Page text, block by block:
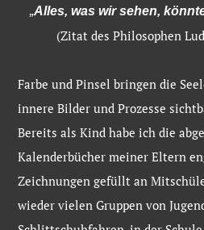
„Alles, was wir sehen,
(Zitat des Philosophen
Farbe und Pinsel bringen die
innere Bilder und Prozesse
Bereits als Kind habe ich die
Kalenderbücher meiner Eltern
Zeichnungen gefüllt an
wieder vielen Gruppen von